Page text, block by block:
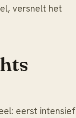
versnelt het
eerst intensief